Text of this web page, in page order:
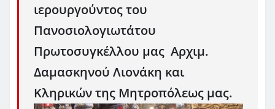
ιερουργούντος του
Πανοσιολογιωτάτου
Πρωτοσυγκέλλου μας Αρχιμ.
Δαμασκηνού Λιονάκη και
Κληρικών της Μητροπόλεως μας.